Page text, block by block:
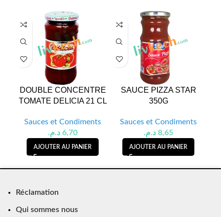
DOUBLE CONCENTRE
TOMATE DELICIA 21 CL
Sauces et Condiments
6,70 د.م.
AJOUTER AU PANIER
SAUCE PIZZA STAR
350G
Sauces et Condiments
8,65 د.م.
AJOUTER AU PANIER
Réclamation
Qui sommes nous